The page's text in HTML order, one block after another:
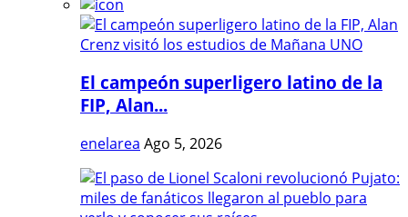
El campeón superligero latino de la
FIP, Alan...
enelarea Ago 5, 2026